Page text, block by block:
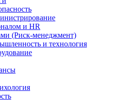
и HR
(Риск-менеджмент)
и технология